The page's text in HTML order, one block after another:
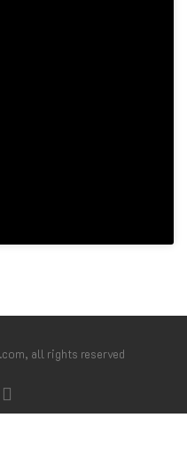
all rights reserved